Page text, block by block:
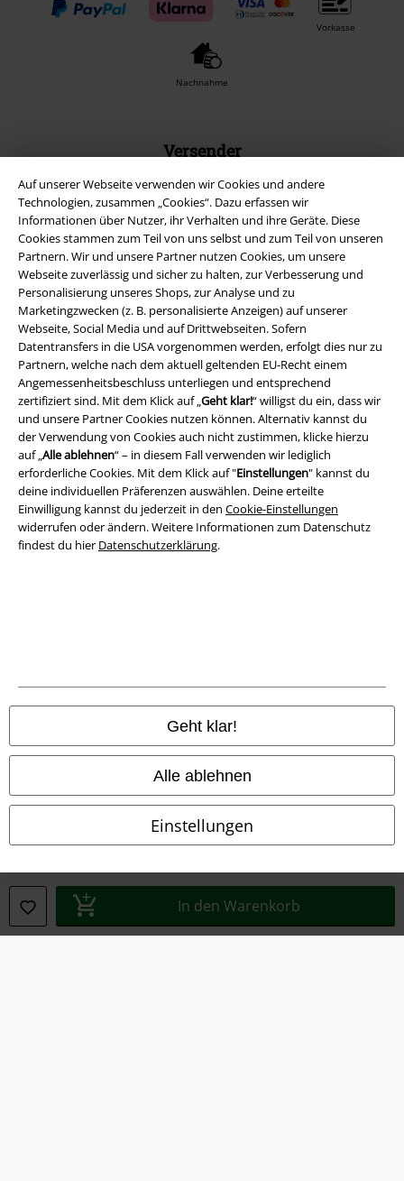
Auf unserer Webseite verwenden wir Cookies und andere
Technologien, zusammen „Cookies“. Dazu erfassen wir
Informationen über Nutzer, ihr Verhalten und ihre Geräte. Diese
Cookies stammen zum Teil von uns selbst und zum Teil von unseren
Partnern. Wir und unsere Partner nutzen Cookies, um unsere
Webseite zuverlässig und sicher zu halten, zur Verbesserung und
Personalisierung unseres Shops, zur Analyse und zu
Marketingzwecken (z. B. personalisierte Anzeigen) auf unserer
Webseite, Social Media und auf Drittwebseiten. Sofern
Datentransfers in die USA vorgenommen werden, erfolgt dies nur zu
Partnern, welche nach dem aktuell geltenden EU-Recht einem
Angemessenheitsbeschluss unterliegen und entsprechend
zertifiziert sind. Mit dem Klick auf „Geht klar!“ willigst du ein, dass wir
und unsere Partner Cookies nutzen können. Alternativ kannst du
der Verwendung von Cookies auch nicht zustimmen, klicke hierzu
auf „Alle ablehnen“ – in diesem Fall verwenden wir lediglich
erforderliche Cookies. Mit dem Klick auf "Einstellungen" kannst du
deine individuellen Präferenzen auswählen. Deine erteilte
Einwilligung kannst du jederzeit in den Cookie-Einstellungen
widerrufen oder ändern. Weitere Informationen zum Datenschutz
findest du hier Datenschutzerklärung.
Geht klar!
Alle ablehnen
Einstellungen
In den Warenkorb
Vorkasse
Nachnahme
Versender
EMP App
Lade dir jetzt kostenlos unsere neue EMP App runter und genieße
die vielen neuen Funktionen und Vorteile!
A Warner Music Group Company
Rechtliches
AGB
Impressum
Datenschutz
Entsorgung und Umweltschutz
Konformitätserklärung
Information zur Barrierefreiheit